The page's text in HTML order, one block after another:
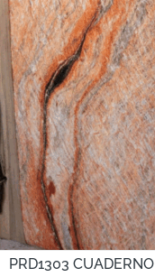
PRD1303 CUADERNO